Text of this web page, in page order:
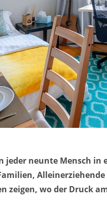
jeder neunte Mensch in
zeigen, wo der Druck